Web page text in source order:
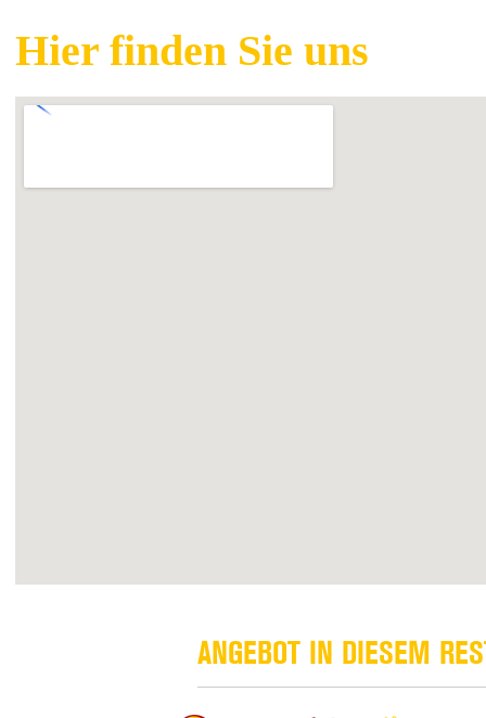
Hier finden Sie uns
ANGEBOT IN DIESEM